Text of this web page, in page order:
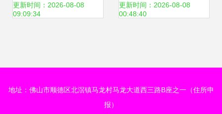
与专业钢压延加工
更新时间：2026-08-08
09:09:34
越工艺——聚焦合
更新时间：2026-08-08
00:48:40
地址：佛山市顺德区北滘镇马龙村马龙大道西三路B座之一（住所申
报）